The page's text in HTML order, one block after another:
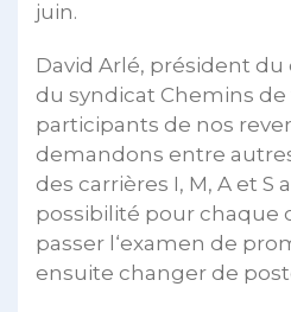
juin.
David Arlé, président
du syndicat Chemins
participants de nos
demandons entre
des carrières I, M, A et S
possibilité pour chaque
passer l‘examen de
ensuite changer de